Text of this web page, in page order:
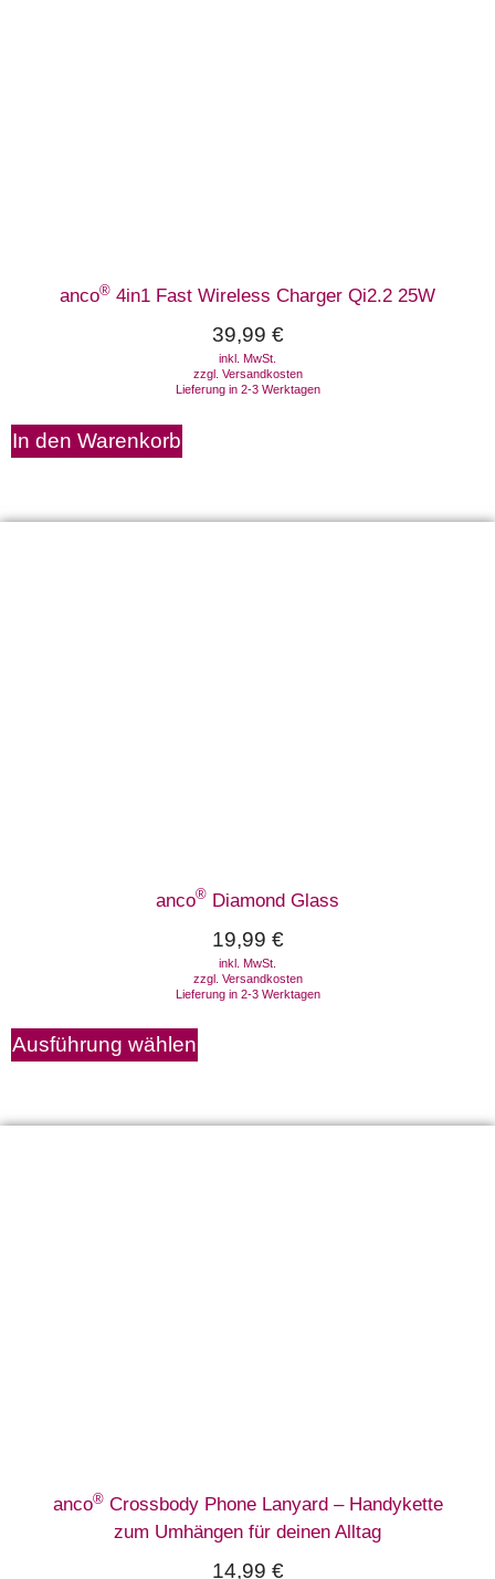
anco® 4in1 Fast Wireless Charger Qi2.2 25W
39,99 €
inkl. MwSt.
zzgl. Versandkosten
Lieferung in 2-3 Werktagen
In den Warenkorb
anco® Diamond Glass
19,99 €
inkl. MwSt.
zzgl. Versandkosten
Lieferung in 2-3 Werktagen
Ausführung wählen
anco®Crossbody Phone Lanyard – Handykette
zum Umhängen für deinen Alltag
14,99 €